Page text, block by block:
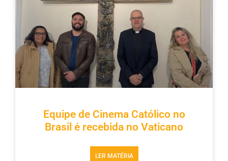
Equipe de Cinema Católico no
Brasil é recebida no Vaticano
LER MATÉRIA